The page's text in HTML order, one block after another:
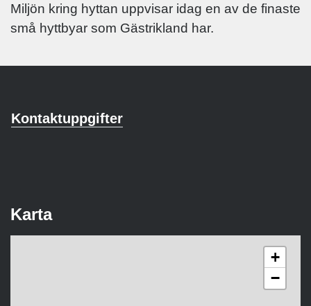
Miljön kring hyttan uppvisar idag en av de finaste
små hyttbyar som Gästrikland har.
Kontaktuppgifter
Karta
+
−